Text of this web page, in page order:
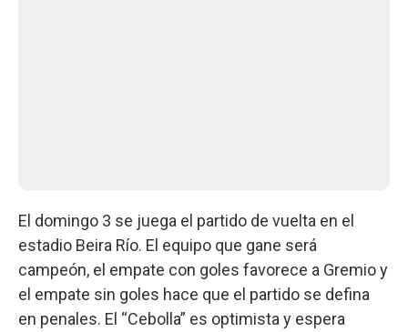
El domingo 3 se juega el partido de vuelta en el
estadio Beira Río. El equipo que gane será
campeón, el empate con goles favorece a Gremio y
el empate sin goles hace que el partido se defina
en penales. El “Cebolla” es optimista y espera